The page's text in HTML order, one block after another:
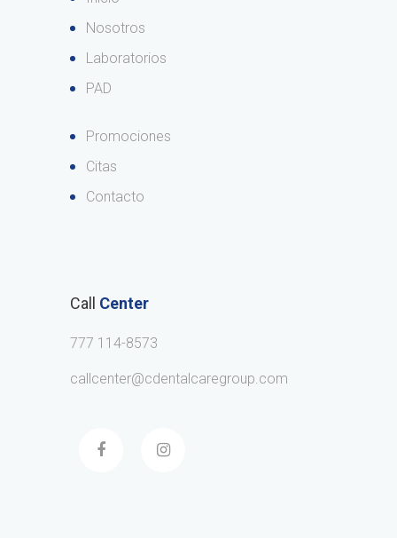
Nosotros
Laboratorios
PAD
Promociones
Citas
Contacto
Call Center
777 114-8573
callcenter@cdentalcaregroup.com